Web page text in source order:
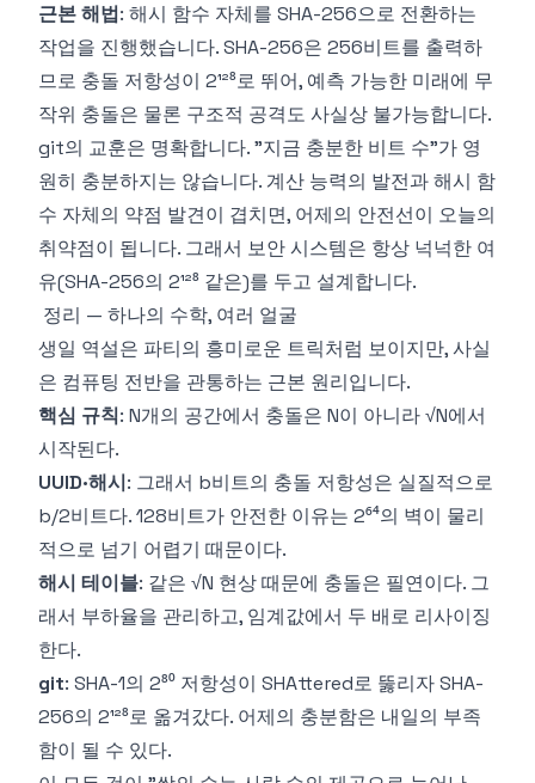
근본 해법: 해시 함수 자체를 SHA-256으로 전환하는
작업을 진행했습니다. SHA-256은 256비트를 출력하
므로 충돌 저항성이 2¹²⁸로 뛰어, 예측 가능한 미래에 무
작위 충돌은 물론 구조적 공격도 사실상 불가능합니다.
git의 교훈은 명확합니다. "지금 충분한 비트 수"가 영
원히 충분하지는 않습니다. 계산 능력의 발전과 해시 함
수 자체의 약점 발견이 겹치면, 어제의 안전선이 오늘의
취약점이 됩니다. 그래서 보안 시스템은 항상 넉넉한 여
유(SHA-256의 2¹²⁸ 같은)를 두고 설계합니다.
정리 — 하나의 수학, 여러 얼굴
생일 역설은 파티의 흥미로운 트릭처럼 보이지만, 사실
은 컴퓨팅 전반을 관통하는 근본 원리입니다.
핵심 규칙: N개의 공간에서 충돌은 N이 아니라 √N에서
시작된다.
UUID·해시: 그래서 b비트의 충돌 저항성은 실질적으로
b/2비트다. 128비트가 안전한 이유는 2⁶⁴의 벽이 물리
적으로 넘기 어렵기 때문이다.
해시 테이블: 같은 √N 현상 때문에 충돌은 필연이다. 그
래서 부하율을 관리하고, 임계값에서 두 배로 리사이징
한다.
git: SHA-1의 2⁸⁰ 저항성이 SHAttered로 뚫리자 SHA-
256의 2¹²⁸로 옮겨갔다. 어제의 충분함은 내일의 부족
함이 될 수 있다.